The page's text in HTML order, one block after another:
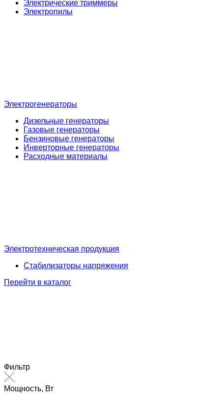
Электрические триммеры
Электропилы
Электрогенераторы
Дизельные генераторы
Газовые генераторы
Бензиновые генераторы
Инверторные генераторы
Расходные материалы
Электротехническая продукция
Стабилизаторы напряжения
Перейти в каталог
Фильтр
Мощность, Вт